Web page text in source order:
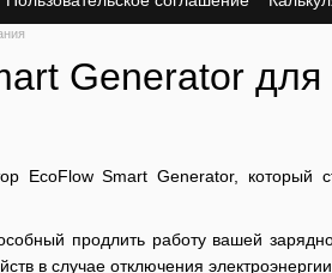
Generator для
EcoFlowSmart Generator, который
продлить работу вашей
в случае отключения электроэнергии.